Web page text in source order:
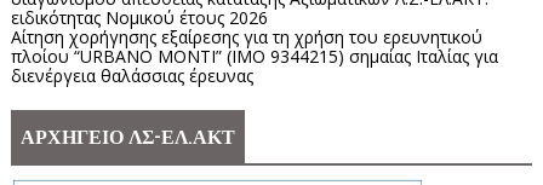
ειδικότητας Νομικού έτους 2026
Αίτηση χορήγησης εξαίρεσης για τη χρήση του ερευνητικού
πλοίου “URBANO MONTI” (IMO 9344215) σημαίας Ιταλίας για
διενέργεια θαλάσσιας έρευνας
ΑΡΧΗΓΕΙΟ ΛΣ-ΕΛ.ΑΚΤ